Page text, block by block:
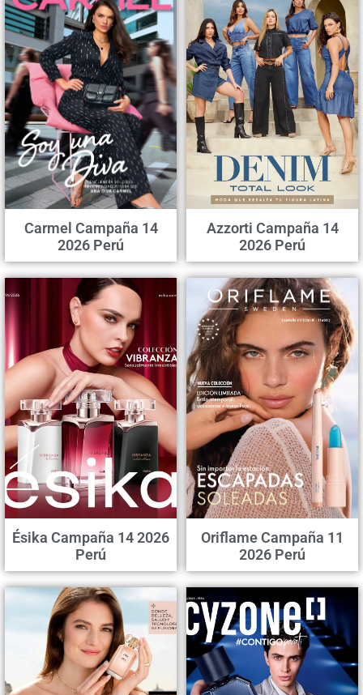
Carmel Campaña 14
2026 Perú
Azzorti Campaña 14
2026 Perú
Ésika Campaña 14 2026
Perú
Oriflame Campaña 11
2026 Perú